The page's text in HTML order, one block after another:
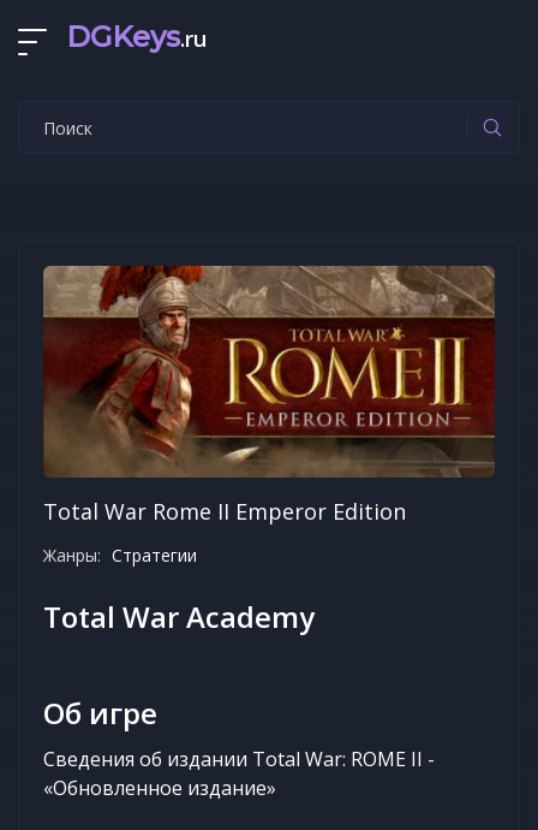
DGKeys.ru
Total War Rome II Emperor Edition
Жанры: Стратегии
Total War Academy
Об игре
Сведения об издании Total War: ROME II -
«Обновленное издание»